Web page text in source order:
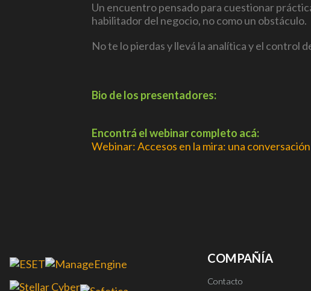
Un encuentro pensado para cuestionar
habilitador del negocio, no como un obstáculo.
No te lo pierdas y llevá la analítica y el control
Bio de los presentadores:
Encontrá el webinar completo acá:
Webinar: Accesos en la mira: una
COMPAÑÍA
Contacto